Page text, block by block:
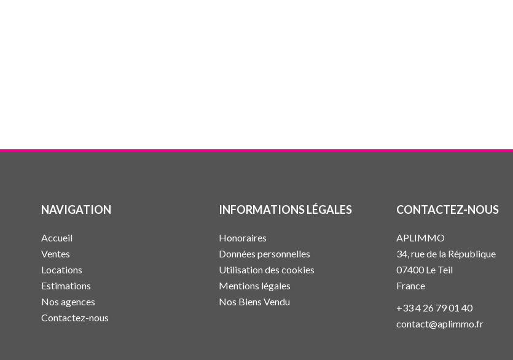
NAVIGATION
Accueil
Ventes
Locations
Estimations
Nos agences
Contactez-nous
INFORMATIONS LÉGALES
Honoraires
Données personnelles
Utilisation des cookies
Mentions légales
Nos Biens Vendu
CONTACTEZ-NOUS
APLIMMO
34, rue de la République
07400Le Teil
France
+33 4 26 79 01 40
contact@aplimmo.fr